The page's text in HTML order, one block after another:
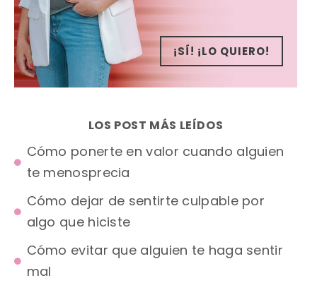
¡SÍ! ¡LO QUIERO!
LOS POST MÁS LEÍDOS
Cómo ponerte en valor cuando alguien
te menosprecia
Cómo dejar de sentirte culpable por
algo que hiciste
Cómo evitar que alguien te haga sentir
mal